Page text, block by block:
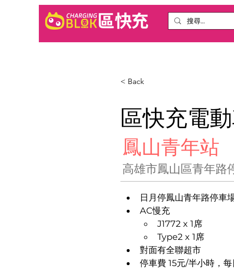
< Back
區快充電
鳳山青年站
高雄市鳳山區青年路
日月停鳳山青年路停車
AC慢充
J1772 x 1席
Type2 x 1席
對面有全聯超市
停車費 15元/半小時，